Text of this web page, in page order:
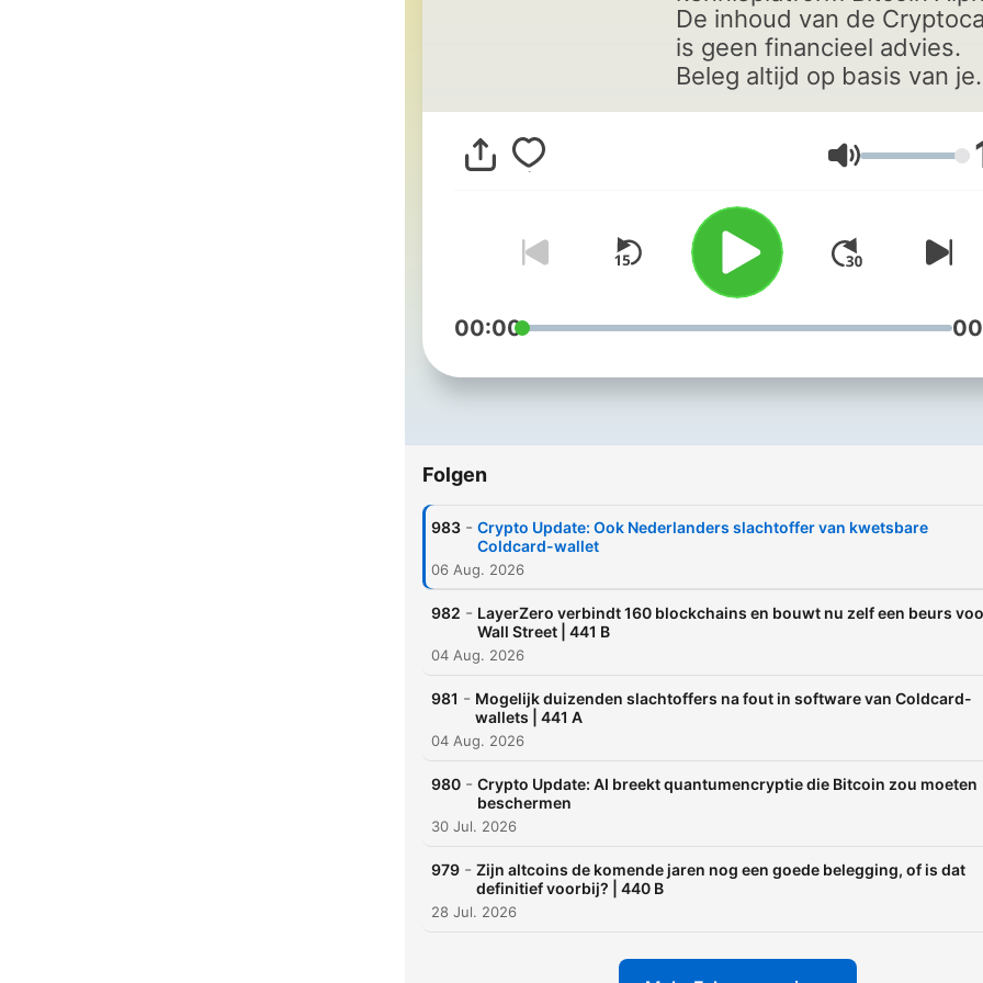
De inhoud van de
is geen financieel advies.
Beleg altijd op basis van je
Lautstärke
00:00
Folgen
983 - Crypto Update: Ook Nederlanders slachtoffer van kwetsbare
Coldcard-wallet
06 Aug. 2026
982 - LayerZero verbindt 160 blockchains en bouwt nu zelf een beurs
Wall Street | 441 B
04 Aug. 2026
981 - Mogelijk duizenden slachtoffers na fout in software van Coldcard-
wallets | 441 A
04 Aug. 2026
980 - Crypto Update: AI breekt quantumencryptie die Bitcoin zou moeten
beschermen
30 Jul. 2026
979 - Zijn altcoins de komende jaren nog een goede belegging, of is dat
definitief voorbij? | 440 B
28 Jul. 2026